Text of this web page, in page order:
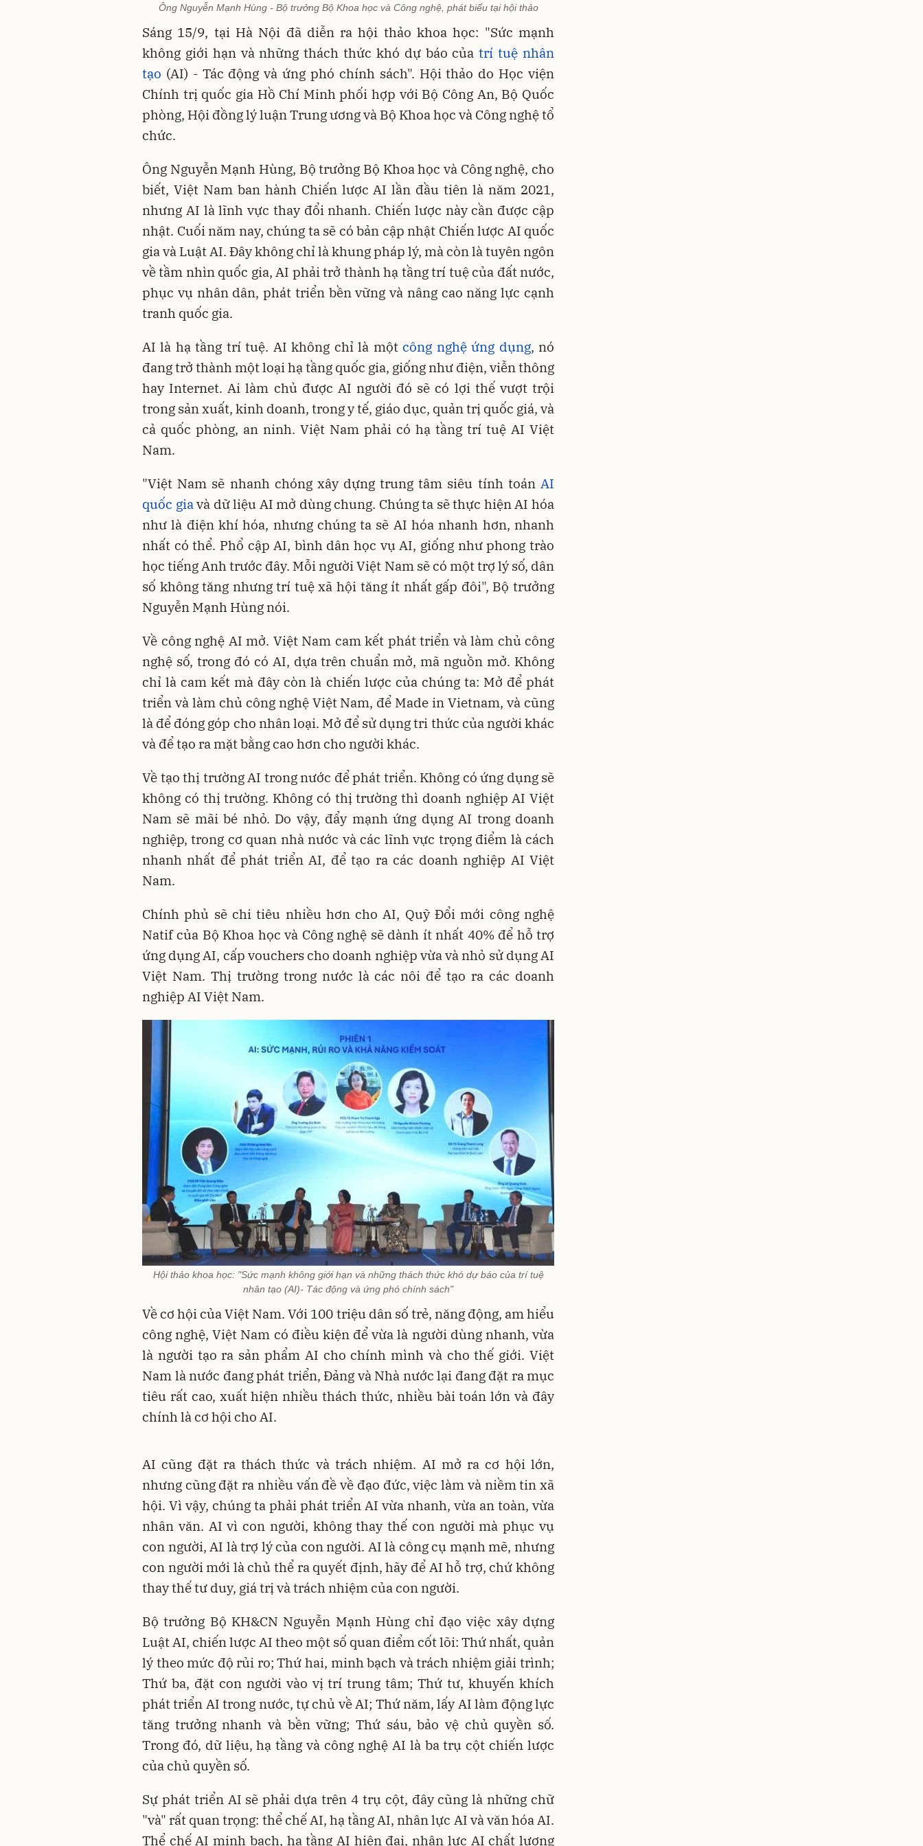
Ông Nguyễn Mạnh Hùng - Bộ trưởng Bộ Khoa học và Công nghệ, phát biểu tại hội thảo
Sáng 15/9, tại Hà Nội đã diễn ra hội thảo khoa học: "Sức mạnh
không giới hạn và những thách thức khó dự báo củatrí tuệ nhân
tạo (AI) - Tác động và ứng phó chính sách". Hội thảo do Học viện
Chính trị quốc gia Hồ Chí Minh phối hợp với Bộ Công An, Bộ Quốc
phòng, Hội đồng lý luận Trung ương và Bộ Khoa học và Công nghệ tổ
chức.
Ông Nguyễn Mạnh Hùng, Bộ trưởng Bộ Khoa học và Công nghệ, cho
biết, Việt Nam ban hành Chiến lược AI lần đầu tiên là năm 2021,
nhưng AI là lĩnh vực thay đổi nhanh. Chiến lược này cần được cập
nhật. Cuối năm nay, chúng ta sẽ có bản cập nhật Chiến lược AI quốc
gia và Luật AI. Đây không chỉ là khung pháp lý, mà còn là tuyên ngôn
về tầm nhìn quốc gia, AI phải trở thành hạ tầng trí tuệ của đất nước,
phục vụ nhân dân, phát triển bền vững và nâng cao năng lực cạnh
tranh quốc gia.
AI là hạ tầng trí tuệ. AI không chỉ là mộtcông nghệ ứng dụng, nó
đang trở thành một loại hạ tầng quốc gia, giống như điện, viễn thông
hay Internet. Ai làm chủ được AI người đó sẽ có lợi thế vượt trội
trong sản xuất, kinh doanh, trong y tế, giáo dục, quản trị quốc giá, và
cả quốc phòng, an ninh. Việt Nam phải có hạ tầng trí tuệ AI Việt
Nam.
"Việt Nam sẽ nhanh chóng xây dựng trung tâm siêu tính toán AI
quốc giavà dữ liệu AI mở dùng chung. Chúng ta sẽ thực hiện AI hóa
như là điện khí hóa, nhưng chúng ta sẽ AI hóa nhanh hơn, nhanh
nhất có thể. Phổ cập AI, bình dân học vụ AI, giống như phong trào
học tiếng Anh trước đây. Mỗi người Việt Nam sẽ có một trợ lý số, dân
số không tăng nhưng trí tuệ xã hội tăng ít nhất gấp đôi", Bộ trưởng
Nguyễn Mạnh Hùng nói.
Về công nghệ AI mở. Việt Nam cam kết phát triển và làm chủ công
nghệ số, trong đó có AI, dựa trên chuẩn mở, mã nguồn mở. Không
chỉ là cam kết mà đây còn là chiến lược của chúng ta: Mở để phát
triển và làm chủ công nghệ Việt Nam, để Made in Vietnam, và cũng
là để đóng góp cho nhân loại. Mở để sử dụng tri thức của người khác
và để tạo ra mặt bằng cao hơn cho người khác.
Về tạo thị trường AI trong nước để phát triển. Không có ứng dụng sẽ
không có thị trường. Không có thị trường thì doanh nghiệp AI Việt
Nam sẽ mãi bé nhỏ. Do vậy, đẩy mạnh ứng dụng AI trong doanh
nghiệp, trong cơ quan nhà nước và các lĩnh vực trọng điểm là cách
nhanh nhất để phát triển AI, để tạo ra các doanh nghiệp AI Việt
Nam.
Chính phủ sẽ chi tiêu nhiều hơn cho AI, Quỹ Đổi mới công nghệ
Natif của Bộ Khoa học và Công nghệ sẽ dành ít nhất 40% để hỗ trợ
ứng dụng AI, cấp vouchers cho doanh nghiệp vừa và nhỏ sử dụng AI
Việt Nam. Thị trường trong nước là các nôi để tạo ra các doanh
nghiệp AI Việt Nam.
Hội thảo khoa học: "Sức mạnh không giới hạn và những thách thức khó dự báo của trí tuệ
nhân tạo (AI)- Tác động và ứng phó chính sách"
Về cơ hội của Việt Nam. Với 100 triệu dân số trẻ, năng động, am hiểu
công nghệ, Việt Nam có điều kiện để vừa là người dùng nhanh, vừa
là người tạo ra sản phẩm AI cho chính mình và cho thế giới. Việt
Nam là nước đang phát triển, Đảng và Nhà nước lại đang đặt ra mục
tiêu rất cao, xuất hiện nhiều thách thức, nhiều bài toán lớn và đây
chính là cơ hội cho AI.
AI cũng đặt ra thách thức và trách nhiệm. AI mở ra cơ hội lớn,
nhưng cũng đặt ra nhiều vấn đề về đạo đức, việc làm và niềm tin xã
hội. Vì vậy, chúng ta phải phát triển AI vừa nhanh, vừa an toàn, vừa
nhân văn. AI vì con người, không thay thế con người mà phục vụ
con người, AI là trợ lý của con người. AI là công cụ mạnh mẽ, nhưng
con người mới là chủ thể ra quyết định, hãy để AI hỗ trợ, chứ không
thay thế tư duy, giá trị và trách nhiệm của con người.
Bộ trưởng Bộ KH&CN Nguyễn Mạnh Hùng chỉ đạo việc xây dựng
Luật AI, chiến lược AI theo một số quan điểm cốt lõi: Thứ nhất, quản
lý theo mức độ rủi ro; Thứ hai, minh bạch và trách nhiệm giải trình;
Thứ ba, đặt con người vào vị trí trung tâm; Thứ tư, khuyến khích
phát triển AI trong nước, tự chủ về AI; Thứ năm, lấy AI làm động lực
tăng trưởng nhanh và bền vững; Thứ sáu, bảo vệ chủ quyền số.
Trong đó, dữ liệu, hạ tầng và công nghệ AI là ba trụ cột chiến lược
của chủ quyền số.
Sự phát triển AI sẽ phải dựa trên 4 trụ cột, đây cũng là những chữ
"và" rất quan trọng: thể chế AI, hạ tầng AI, nhân lực AI và văn hóa AI.
Thể chế AI minh bạch, hạ tầng AI hiện đại, nhân lực AI chất lượng